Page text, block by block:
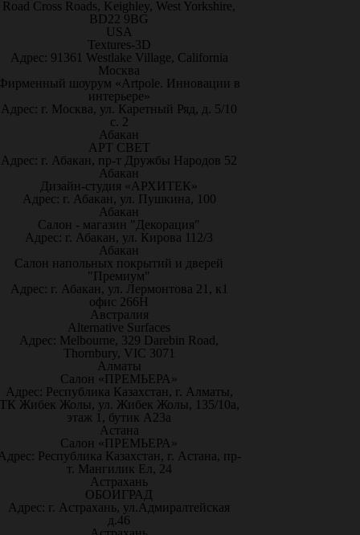
Road Cross Roads, Keighley, West Yorkshire,
BD22 9BG
USA
Textures-3D
Адрес: 91361 Westlake Village, California
Москва
шоурум «Artpole. Инновации в
интерьере»
Адрес: г. Москва, ул. Каретный Ряд, д. 5/10
с. 2
Абакан
АРТ СВЕТ
Адрес: г. Абакан, пр-т Дружбы Народов 52
Абакан
Дизайн-студия «АРХИТЕК»
Адрес: г. Абакан, ул. Пушкина, 100
Абакан
Салон - магазин "Декорация"
Адрес: г. Абакан, ул. Кирова 112/3
Абакан
Салон напольных покрытий и дверей
"Премиум"
Адрес: г. Абакан, ул. Лермонтова 21, к1
офис 266Н
Австралия
Alternative Surfaces
Адрес: Melbourne, 329 Darebin Road,
Thornbury, VIC 3071
Алматы
Салон «ПРЕМЬЕРА»
Адрес: Республика Казахстан, г. Алматы,
Жибек Жолы, ул. Жибек Жолы, 135/10а,
этаж 1, бутик А23а
Астана
Салон «ПРЕМЬЕРА»
Республика Казахстан, г. Астана, пр-
т. Мангилик Ел, 24
Астрахань
ОБОИГРАД
Адрес: г. Астрахань, ул.Адмиралтейская
д.46